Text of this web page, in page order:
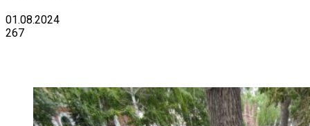
01.08.2024
267